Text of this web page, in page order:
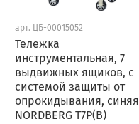
арт. ЦБ-00015052
Тележка
инструментальная, 7
выдвижных ящиков, с
системой защиты от
опрокидывания, синяя
NORDBERG T7P(B)